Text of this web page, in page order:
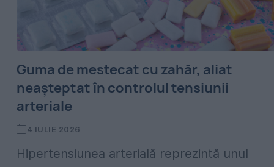
Guma de mestecat cu zahăr, aliat
neașteptat în controlul tensiunii
arteriale
4 IULIE 2026
Hipertensiunea arterială reprezintă unul